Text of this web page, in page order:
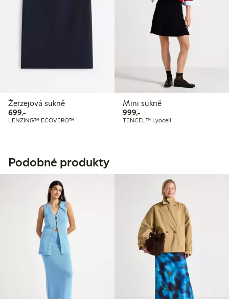
Žerzejová sukně
699,-699,00 Kč
LENZING™ ECOVERO™
Mini sukně
999,-999,00 Kč
TENCEL™ Lyocell
Podobné produkty